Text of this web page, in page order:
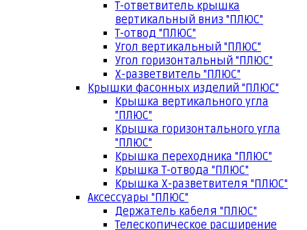
Т-ответвитель крышка
вертикальный вниз "ПЛЮС"
Т-отвод "ПЛЮС"
Угол вертикальный "ПЛЮС"
Угол горизонтальный "ПЛЮС"
Х-разветвитель "ПЛЮС"
Крышки фасонных изделий "ПЛЮС"
Крышка вертикального угла
"ПЛЮС"
Крышка горизонтального угла
"ПЛЮС"
Крышка переходника "ПЛЮС"
Крышка Т-отвода "ПЛЮС"
Крышка Х-разветвителя "ПЛЮС"
Аксессуары "ПЛЮС"
Держатель кабеля "ПЛЮС"
Телескопическое расширение